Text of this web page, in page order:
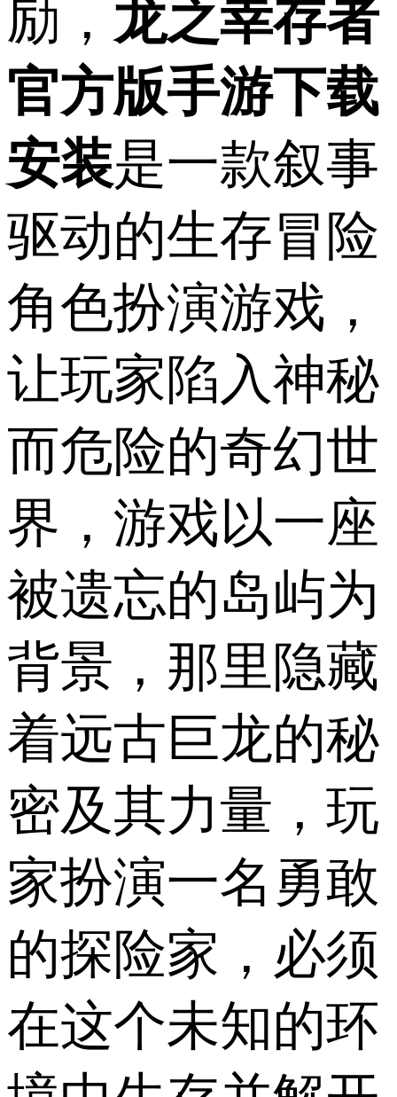
励， 龙之幸存者
官方版手游下载
安装是一款叙事
驱动的生存冒险
角色扮演游戏，
让玩家陷入神秘
而危险的奇幻世
界，游戏以一座
被遗忘的岛屿为
背景，那里隐藏
着远古巨龙的秘
密及其力量，玩
家扮演一名勇敢
的探险家，必须
在这个未知的环